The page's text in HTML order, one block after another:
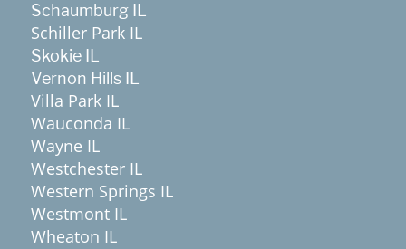
Schaumburg IL
Schiller Park IL
Skokie IL
Vernon Hills IL
Villa Park IL
Wauconda IL
Wayne IL
Westchester IL
Western Springs IL
Westmont IL
Wheaton IL